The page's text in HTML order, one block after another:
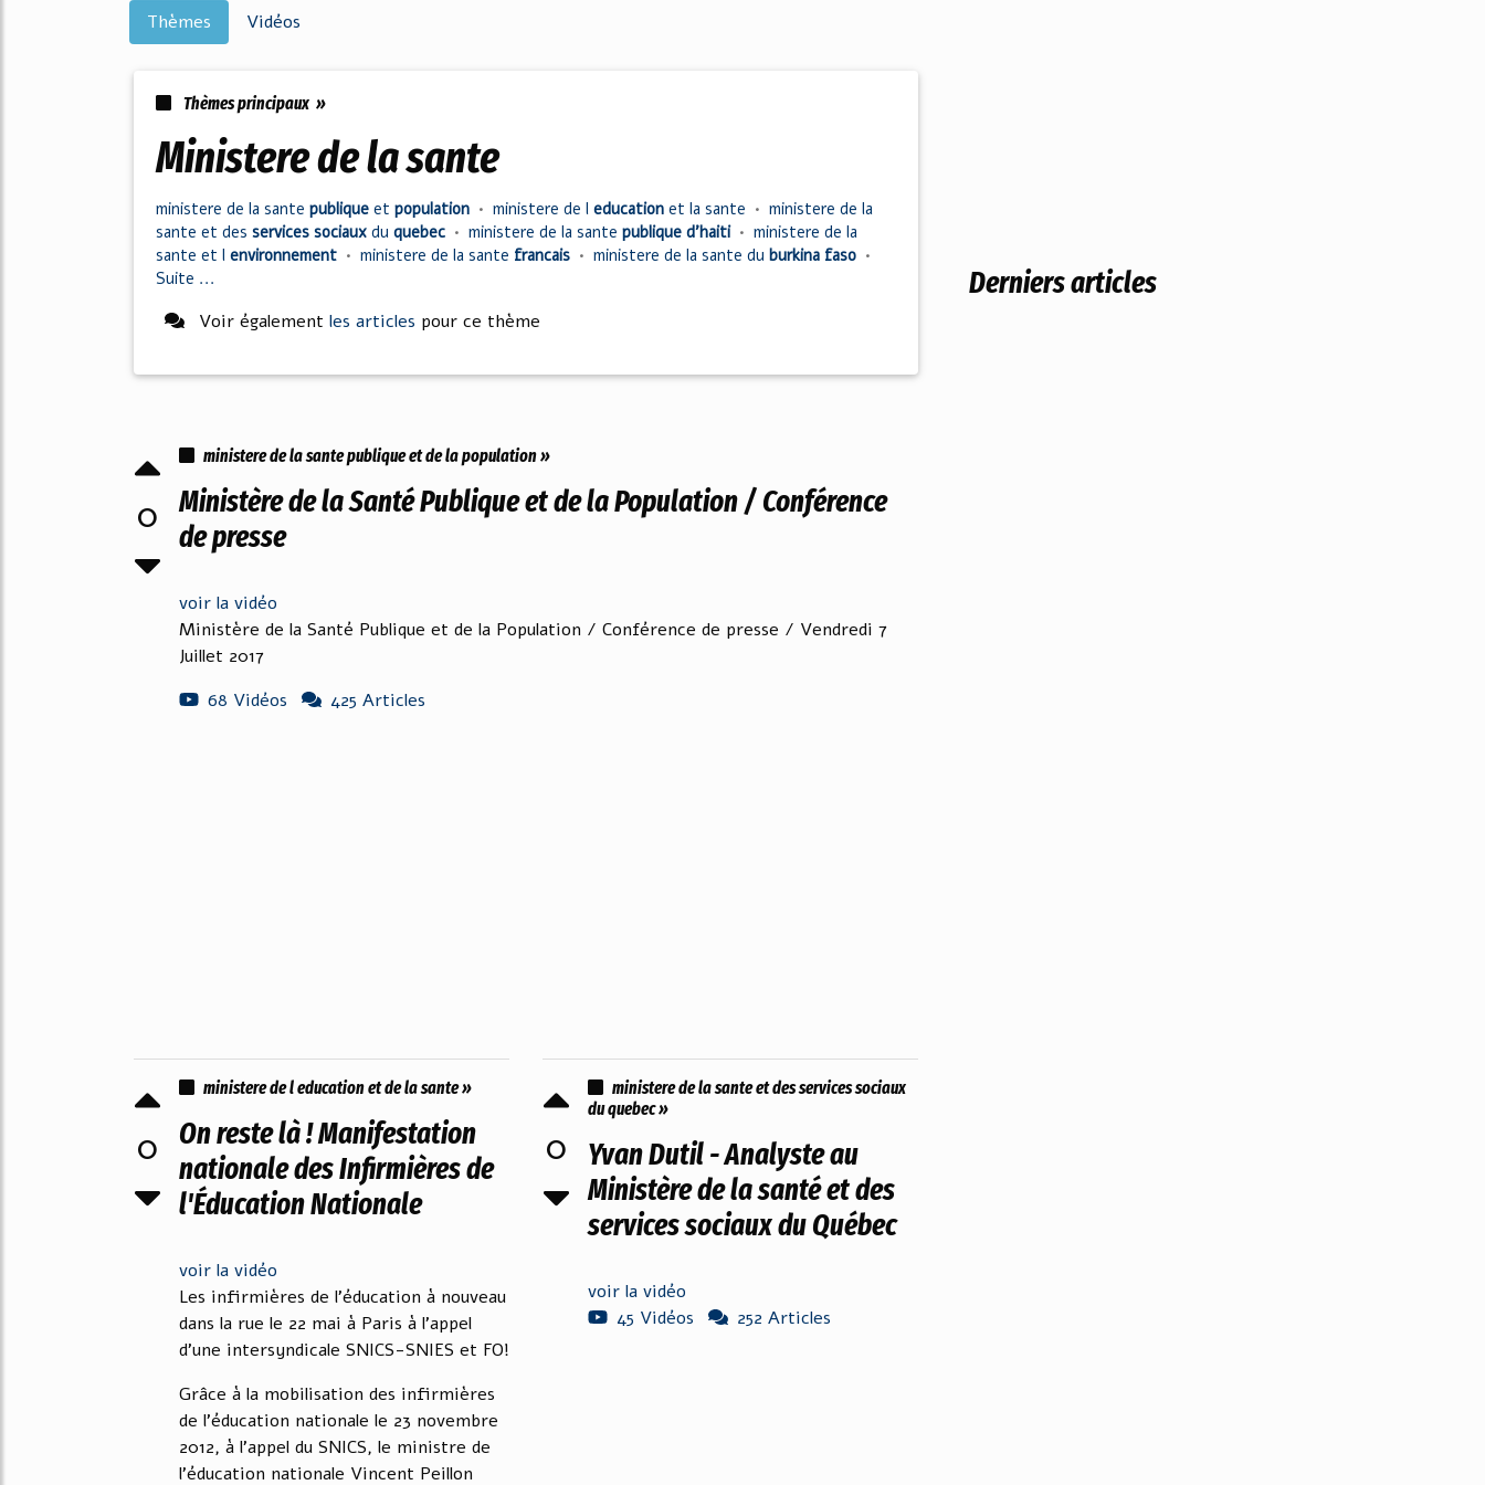
Thèmes Vidéos
Thèmes principaux »
ministere de la sante
ministere de la sante publique et population • ministere de l education et la sante • ministere de la
sante et des services sociaux du quebec • ministere de la sante publique d'haiti • ministere de la
sante et l environnement • ministere de la sante francais • ministere de la sante du burkina faso •
Suite ...
Voir également les articles pour ce thème
0
ministere de la sante publique et de la population »
Ministère de la Santé Publique et de la Population / Conférence
de presse
voir la vidéo
Ministère de la Santé Publique et de la Population / Conférence de presse / Vendredi 7
Juillet 2017
68 Vidéos
425 Articles
0
ministere de l education et de la sante »
On reste là ! Manifestation
nationale des Infirmières de
l'Éducation Nationale
voir la vidéo
Les infirmières de l'éducation à nouveau
dans la rue le 22 mai à Paris à l'appel
d'une intersyndicale SNICS-SNIES et FO!
Grâce à la mobilisation des infirmières
de l'éducation nationale le 23 novembre
2012, à l'appel du SNICS, le ministre de
l'éducation nationale Vincent Peillon
0
ministere de la sante et des services sociaux
du quebec »
Yvan Dutil - Analyste au
Ministère de la santé et des
services sociaux du Québec
voir la vidéo
45 Vidéos
252 Articles
Derniers articles